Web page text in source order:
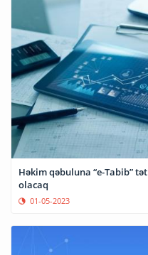
Həkim qəbuluna “e-Tabib”
olacaq
01-05-2023